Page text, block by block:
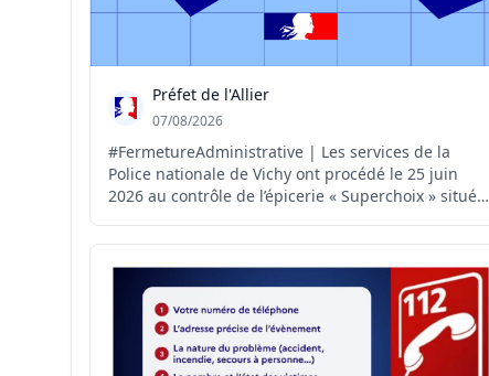
Préfet de l'Allier
07/08/2026
#FermetureAdministrative | Les services de la
Police nationale de Vichy ont procédé le 25 juin
2026 au contrôle de l’épicerie « Superchoix » située
les policiers ont constaté: ▪️ des cigarettes de type «
puffs » interdites à la vente ; ▪️ du ta...